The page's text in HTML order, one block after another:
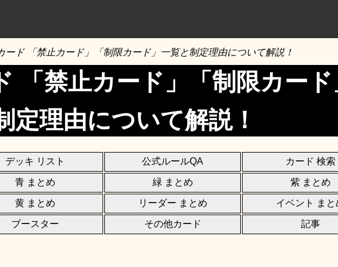
ード 「禁止カード」「制限カード」一覧と制定理由について解説！
「禁止カード」「制限カー
定理由について解説！